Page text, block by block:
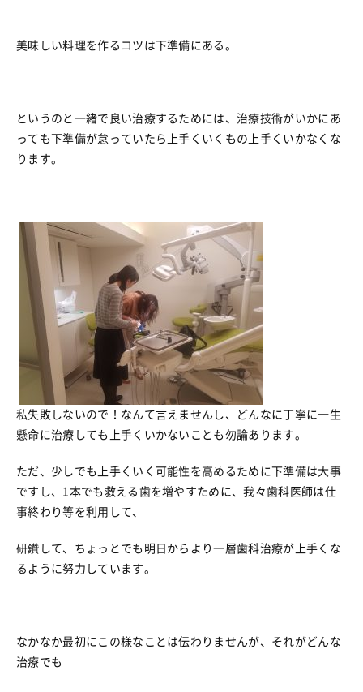
美味しい料理を作るコツは下準備にある。
というのと一緒で良い治療するためには、治療技術がいかにあ
っても下準備が怠っていたら上手くいくもの上手くいかなくな
ります。
私失敗しないので！なんて言えませんし、どんなに丁寧に一生
懸命に治療しても上手くいかないことも勿論あります。
ただ、少しでも上手くいく可能性を高めるために下準備は大事
ですし、1本でも救える歯を増やすために、我々歯科医師は仕
事終わり等を利用して、
研鑽して、ちょっとでも明日からより一層歯科治療が上手くな
るように努力しています。
なかなか最初にこの様なことは伝わりませんが、それがどんな
治療でも